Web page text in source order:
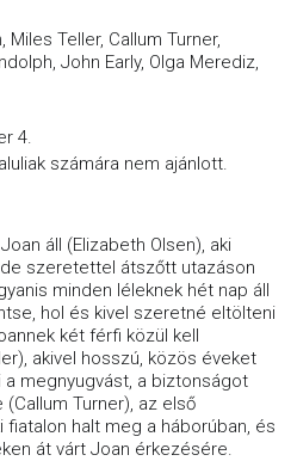
Miles Teller, Callum Turner,
John Early, Olga Merediz,
4.
számára nem ajánlott.
áll (Elizabeth Olsen), aki
szeretettel átszőtt utazáson
minden léleknek hét nap áll
hol és kivel szeretné eltölteni
két férfi közül kell
akivel hosszú, közös éveket
megnyugvást, a biztonságot
Turner), az első
halt meg a háborúban, és
át várt Joan érkezésére.